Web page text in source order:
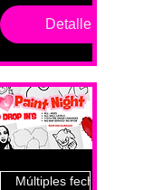
Detalles
Múltiples fechas